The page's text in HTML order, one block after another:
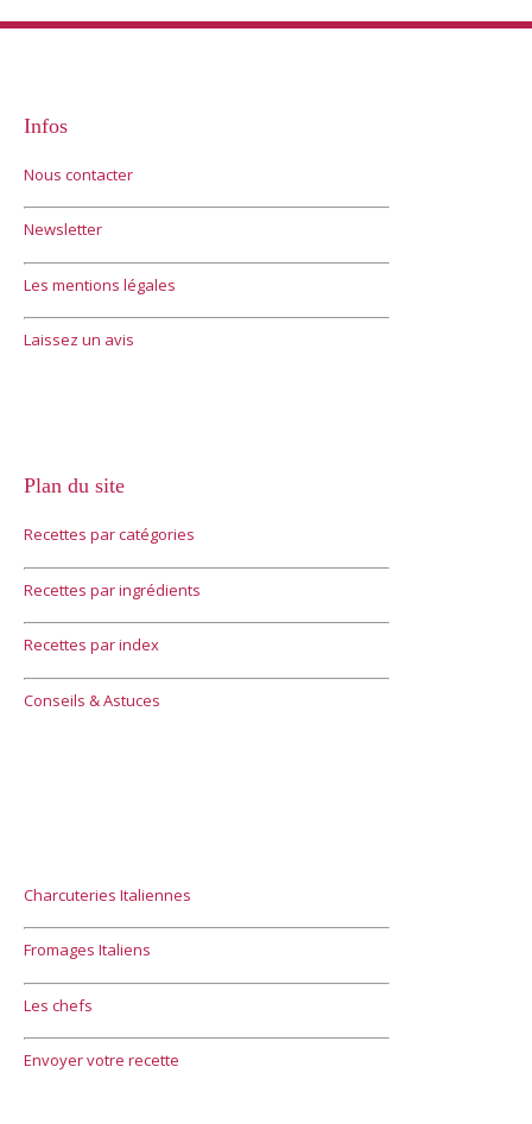
Infos
Nous contacter
Newsletter
Les mentions légales
Laissez un avis
Plan du site
Recettes par catégories
Recettes par ingrédients
Recettes par index
Conseils & Astuces
Charcuteries Italiennes
Fromages Italiens
Les chefs
Envoyer votre recette